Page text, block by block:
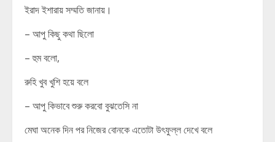
ইরাদ ইশারায় সম্মতি জানায়।
– আপু কিছু কথা ছিলো
– হুম বলো,
রুহি খুব খুশি হয়ে বলে
– আপু কিভাবে শুরু করবো বুঝতেসি না
মেঘা অনেক দিন পর নিজের বোনকে এতোটা উৎফুল্ল দেখে বলে